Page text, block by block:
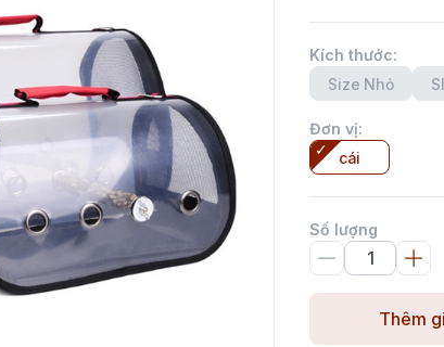
Kích thước:
Size Nhỏ
Đơn vị:
cái
Số lượng
Thêm